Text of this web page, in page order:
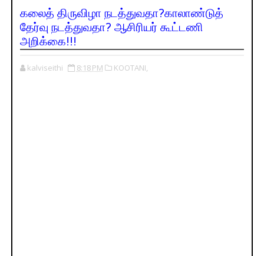
கலைத் திருவிழா நடத்துவதா?காலாண்டுத்
தேர்வு நடத்துவதா? ஆசிரியர் கூட்டணி
அறிக்கை!!!
kalviseithi 8:18 PM KOOTANI,